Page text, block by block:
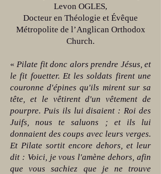
Levon OGLES,
Docteur en Théologie et Évêque
Métropolite de l’Anglican Orthodox
Church.
«Pilate fit donc alors prendre Jésus, et
le fit fouetter. Et les soldats firent une
couronne d'épines qu'ils mirent sur sa
tête, et le vêtirent d'un vêtement de
pourpre. Puis ils lui disaient : Roi des
Juifs, nous te saluons ; et ils lui
donnaient des coups avec leurs verges.
Et Pilate sortit encore dehors, et leur
dit : Voici, je vous l'amène dehors, afin
que vous sachiez que je ne trouve